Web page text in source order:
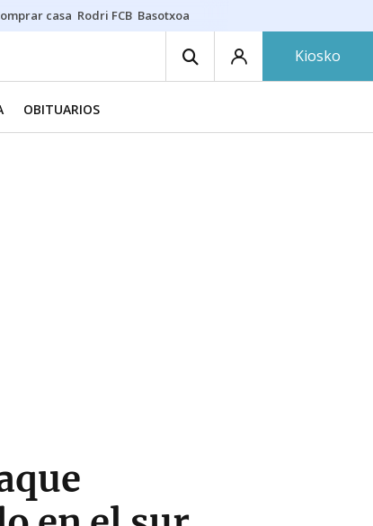
casa Rodri FCB Basotxoa
Kiosko
OBITUARIOS